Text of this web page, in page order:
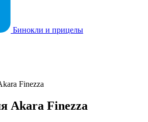
Бинокли и прицелы
Finezza
Akara Finezza